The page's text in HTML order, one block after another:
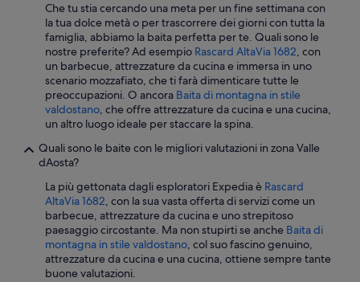
Che tu stia cercando una meta per un fine settimana con
la tua dolce metà o per trascorrere dei giorni con tutta la
famiglia, abbiamo la baita perfetta per te. Quali sono le
nostre preferite? Ad esempio Rascard AltaVia 1682, con
un barbecue, attrezzature da cucina e immersa in uno
scenario mozzafiato, che ti farà dimenticare tutte le
preoccupazioni. O ancora Baita di montagna in stile
valdostano, che offre attrezzature da cucina e una cucina,
un altro luogo ideale per staccare la spina.
Quali sono le baite con le migliori valutazioni in zona Valle
dAosta?
La più gettonata dagli esploratori Expedia è Rascard
AltaVia 1682, con la sua vasta offerta di servizi come un
barbecue, attrezzature da cucina e uno strepitoso
paesaggio circostante. Ma non stupirti se anche Baita di
montagna in stile valdostano, col suo fascino genuino,
attrezzature da cucina e una cucina, ottiene sempre tante
buone valutazioni.